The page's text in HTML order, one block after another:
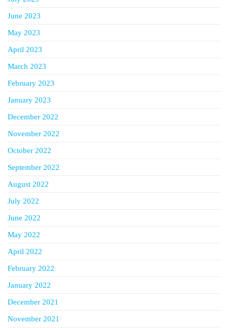
June 2023
May 2023
April 2023
March 2023
February 2023
January 2023
December 2022
November 2022
October 2022
September 2022
August 2022
July 2022
June 2022
May 2022
April 2022
February 2022
January 2022
December 2021
November 2021